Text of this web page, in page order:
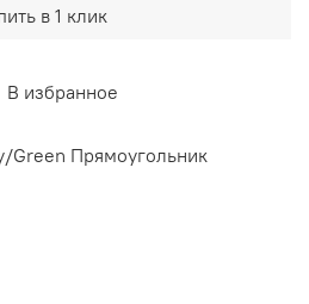
В избранное
в 1 клик
Green Прямоугольник